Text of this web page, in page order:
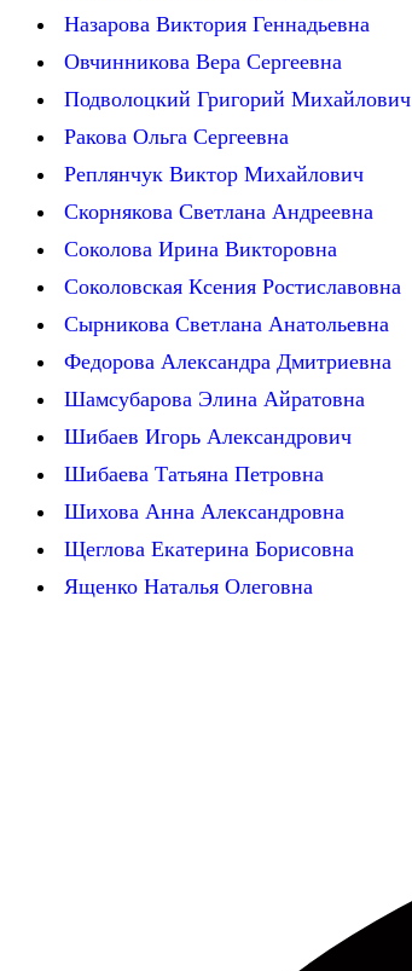
Назарова Виктория Геннадьевна
Овчинникова Вера Сергеевна
Подволоцкий Григорий Михайлович
Ракова Ольга Сергеевна
Реплянчук Виктор Михайлович
Скорнякова Светлана Андреевна
Соколова Ирина Викторовна
Соколовская Ксения Ростиславовна
Сырникова Светлана Анатольевна
Федорова Александра Дмитриевна
Шамсубарова Элина Айратовна
Шибаев Игорь Александрович
Шибаева Татьяна Петровна
Шихова Анна Александровна
Щеглова Екатерина Борисовна
Ященко Наталья Олеговна